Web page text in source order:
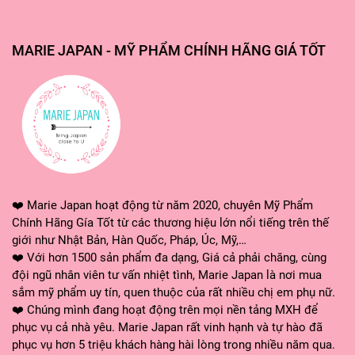
✅---MARIE JAPAN CAM KẾT---✅
🌸 Các sản phẩm được nhập khẩu chính hãng, đạt tiêu
MARIE JAPAN - MỸ PHẨM CHÍNH HÃNG GIÁ TỐT
❤️ Marie Japan hoạt động từ năm 2020, chuyên Mỹ Phẩm
Chính Hãng Gía Tốt từ các thương hiệu lớn nổi tiếng trên thế
giới như Nhật Bản, Hàn Quốc, Pháp, Úc, Mỹ,…
❤️ Với hơn 1500 sản phẩm đa dạng, Giá cả phải chăng, cùng
đội ngũ nhân viên tư vấn nhiệt tình, Marie Japan là nơi mua
sắm mỹ phẩm uy tín, quen thuộc của rất nhiều chị em phụ nữ.
❤️ Chúng mình đang hoạt động trên mọi nền tảng MXH để
phục vụ cả nhà yêu. Marie Japan rất vinh hạnh và tự hào đã
phục vụ hơn 5 triệu khách hàng hài lòng trong nhiều năm qua.